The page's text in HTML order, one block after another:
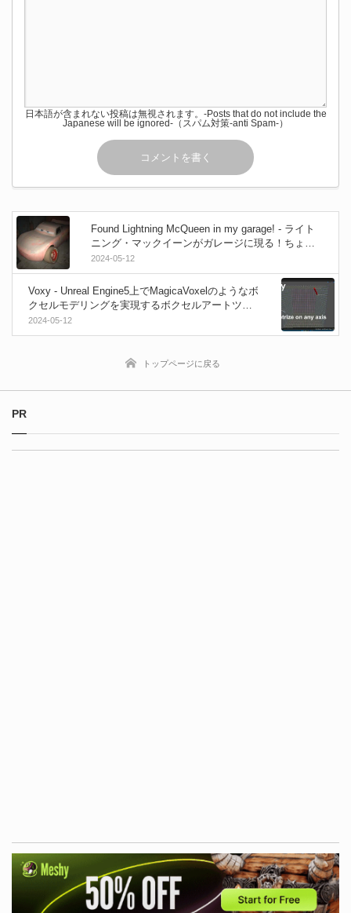
日本語が含まれない投稿は無視されます。-Posts that do not include the
Japanese will be ignored-（スパム対策-anti Spam-）
Found Lightning McQueen in my garage! - ライト
ニング・マックイーンがガレージに現る！ちょっ
とだけホラーテイスト？なファンメイドムービ
ー！GROM TV
2024-05-12
Voxy - Unreal Engine5上でMagicaVoxelのようなボ
クセルモデリングを実現するボクセルアートツー
ルプラグインが開発中！
2024-05-12
トップページに戻る
PR